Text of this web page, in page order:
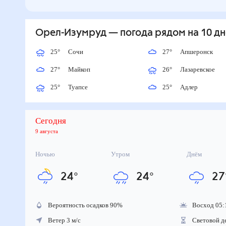
Орел-Изумруд— погода рядом на 10
25° Сочи
27° Майкоп
25° Туапсе
27° Апшеронск
26° Лазаревское
25° Адлер
Сегодня
9 августа
Ночью
24°
Утром
24°
Днём
27
Вероятность осадков 90%
Ветер 3 м/с
Восход
Световой